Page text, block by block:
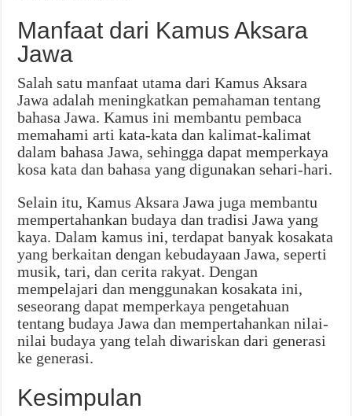
Manfaat dari Kamus Aksara
Jawa
Salah satu manfaat utama dari Kamus Aksara
Jawa adalah meningkatkan pemahaman tentang
bahasa Jawa. Kamus ini membantu pembaca
memahami arti kata-kata dan kalimat-kalimat
dalam bahasa Jawa, sehingga dapat memperkaya
kosa kata dan bahasa yang digunakan sehari-hari.
Selain itu, Kamus Aksara Jawa juga membantu
mempertahankan budaya dan tradisi Jawa yang
kaya. Dalam kamus ini, terdapat banyak kosakata
yang berkaitan dengan kebudayaan Jawa, seperti
musik, tari, dan cerita rakyat. Dengan
mempelajari dan menggunakan kosakata ini,
seseorang dapat memperkaya pengetahuan
tentang budaya Jawa dan mempertahankan nilai-
nilai budaya yang telah diwariskan dari generasi
ke generasi.
Kesimpulan